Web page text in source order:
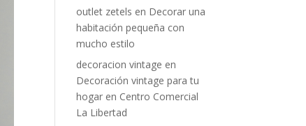
outlet zetels en Decorar una
habitación pequeña con
mucho estilo
decoracion vintage en
Decoración vintage para tu
hogar en Centro Comercial
La Libertad